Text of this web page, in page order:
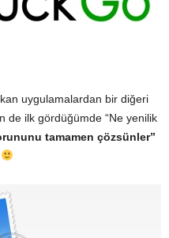
uygulamalardan bir diğeri
de ilk gördüğümde “Ne yenilik
tamamen çözsünler”